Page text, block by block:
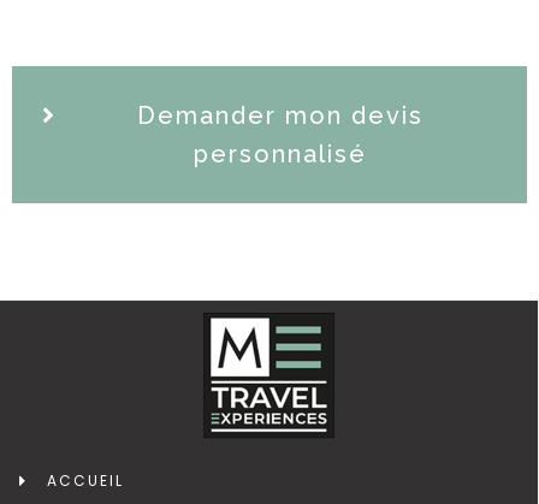
Demander mon devis
personnalisé
ACCUEIL